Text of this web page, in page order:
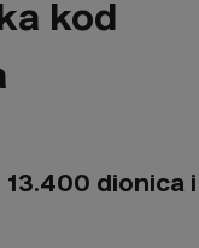
kod
dionica i